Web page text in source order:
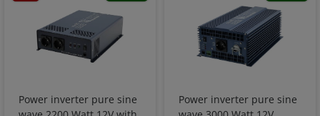
Power inverter pure sine
Power inverter pure sine